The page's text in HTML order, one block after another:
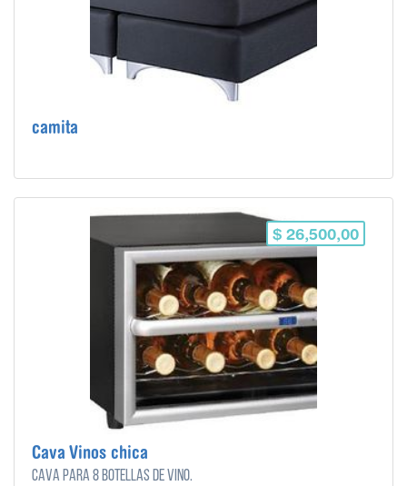
camita
$ 26,500,00
Cava Vinos chica
Cava para 8 botellas de vino.